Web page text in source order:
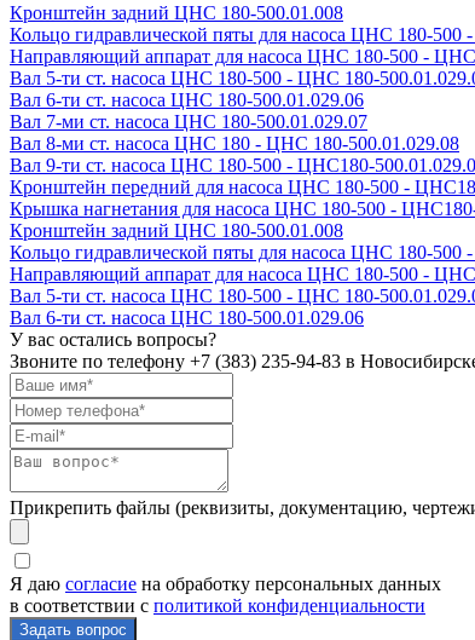
Кронштейн задний ЦНС 180-500.01.008
Кольцо гидравлической пяты для насоса ЦНС 180-500
Направляющий аппарат для насоса ЦНС 180-500 - ЦНС
Вал 5-ти ст. насоса ЦНС 180-500 - ЦНС 180-
Вал 6-ти ст. насоса ЦНС 180-500.01.029.06
Вал 7-ми ст. насоса ЦНС 180-500.01.029.07
Вал 8-ми ст. насоса ЦНС 180 - ЦНС 180-500.01.029.08
Вал 9-ти ст. насоса ЦНС 180-500 - ЦНС180-
Кронштейн передний для насоса ЦНС 180-500 -
Крышка нагнетания для насоса ЦНС 180-500 -
Кронштейн задний ЦНС 180-500.01.008
Кольцо гидравлической пяты для насоса ЦНС 180-500
Направляющий аппарат для насоса ЦНС 180-500 - ЦНС
Вал 5-ти ст. насоса ЦНС 180-500 - ЦНС 180-
Вал 6-ти ст. насоса ЦНС 180-500.01.029.06
У вас остались вопросы?
Звоните по телефону +7 (383) 235-94-83 в
Прикрепить файлы (реквизиты, документацию,
Я даю согласие на обработку персональных данных
в соответствии с политикой конфиденциальности